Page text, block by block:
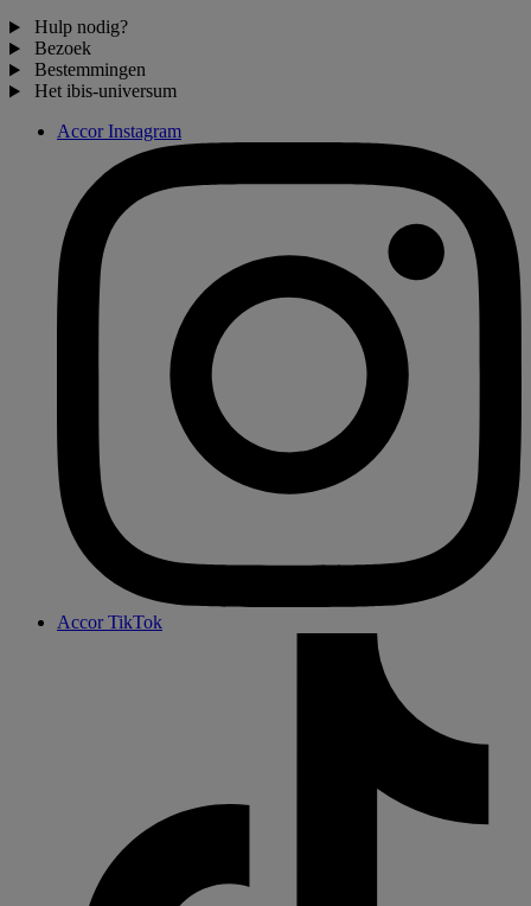
Hulp nodig?
Bezoek
Bestemmingen
Het ibis-universum
Accor Instagram
Accor TikTok